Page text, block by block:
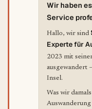
Wir haben
Service
Hallo, wir sind
Experte für
2023 mit
ausgewandert
Insel.
Was wir